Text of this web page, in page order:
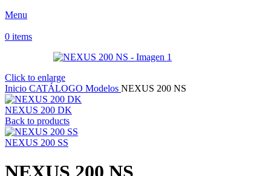
Menu
0 items
Click to enlarge
Inicio CATÁLOGO Modelos NEXUS 200 NS
NEXUS 200 DK
Back to products
NEXUS 200 SS